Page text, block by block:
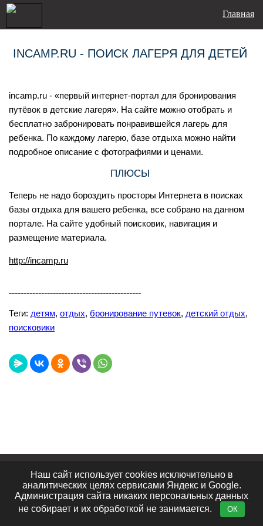
Главная
INCAMP.RU - ПОИСК ЛАГЕРЯ ДЛЯ ДЕТЕЙ
incamp.ru - «первый интернет-портал для бронирования
путёвок в детские лагеря». На сайте можно отобрать и
бесплатно забронировать понравившейся лагерь для
ребенка. По каждому лагерю, базе отдыха можно найти
подробное описание с фотографиями и ценами.
ПЛЮСЫ
Теперь не надо бороздить просторы Интернета в поисках
базы отдыха для вашего ребенка, все собрано на данном
портале. На сайте удобный поисковик, навигация и
размещение материала.
http://incamp.ru
---------------------------------------------
Теги: детям, отдых, бронирование путевок, детский отдых,
поисковики
Лучшие сайты Топ сайтов
Видеообзоры
Интересное в сети
Блог портала
Отзывы
Контакты
© 2011 - 2026· big-big.ru ·Политика конфиденциальности
Наш сайт использует cookies исключительно в
аналитических целях сервисами Яндекс и Google.
Администрация сайта никаких персональных данных
не собирает и их обработкой не занимается.
ОК